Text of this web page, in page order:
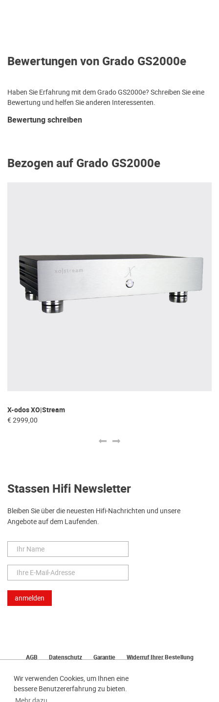
Wir verwenden Cookies, um Ihnen eine
bessere Benutzererfahrung zu bieten.
Bewertungen von Grado GS2000e
Haben Sie Erfahrung mit dem Grado GS2000e? Schreiben Sie eine
Bewertung und helfen Sie anderen Interessenten.
Bewertung schreiben
Bezogen auf Grado GS2000e
X-odos XO|Stream
€ 2999,00
Stassen Hifi Newsletter
Bleiben Sie über die neuesten Hifi-Nachrichten und unsere
Angebote auf dem Laufenden.
AGB Datenschutz Garantie
Widerruf Ihrer Bestellung